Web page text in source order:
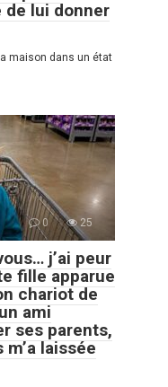
de lui donner
maison dans un état
0 25
j’ai peur
fille apparue
chariot de
ami
ses parents,
m’a laissée